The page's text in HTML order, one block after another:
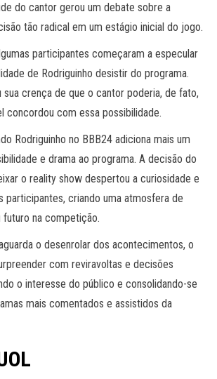
do cantor gerou um debate sobre a
tão radical em um estágio inicial do jogo.
participantes começaram a especular
de Rodriguinho desistir do programa.
sua crença de que o cantor poderia, de fato,
concordou com essa possibilidade.
Rodriguinho no BBB24 adiciona mais um
e drama ao programa. A decisão do
o reality show despertou a curiosidade e
participantes, criando uma atmosfera de
na competição.
o desenrolar dos acontecimentos, o
com reviravoltas e decisões
o interesse do público e consolidando-se
mais comentados e assistidos da